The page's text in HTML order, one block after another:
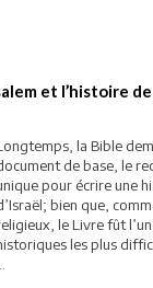
et l’histoire
la Bible
de base, le
pour écrire une
bien que,
le Livre fût
les plus